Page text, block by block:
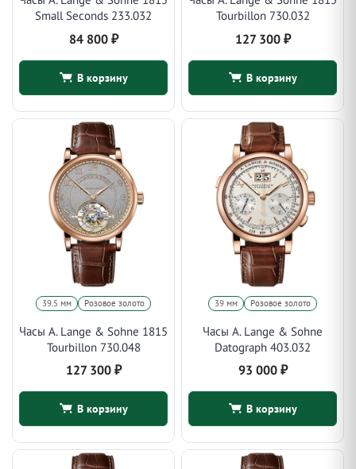
Small Seconds 233.032
84 800 ₽
В корзину
Tourbillon 730.032
127 300 ₽
В корзину
39.5 мм Розовое золото
Часы A. Lange & Sohne 1815
Tourbillon 730.048
127 300 ₽
В корзину
39 мм Розовое золото
Часы A. Lange & Sohne
Datograph 403.032
93 000 ₽
В корзину